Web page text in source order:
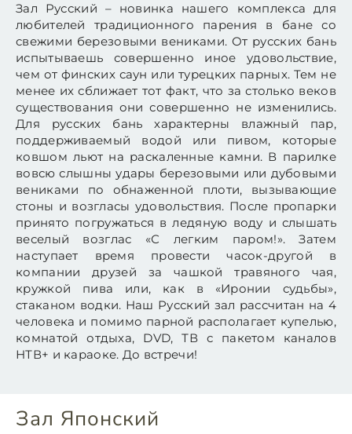
Зал Русский – новинка нашего комплекса для
любителей традиционного парения в бане со
свежими березовыми вениками. От русских бань
испытываешь совершенно иное удовольствие,
чем от финских саун или турецких парных. Тем не
менее их сближает тот факт, что за столько веков
существования они совершенно не изменились.
Для русских бань характерны влажный пар,
поддерживаемый водой или пивом, которые
ковшом льют на раскаленные камни. В парилке
вовсю слышны удары березовыми или дубовыми
вениками по обнаженной плоти, вызывающие
стоны и возгласы удовольствия. После пропарки
принято погружаться в ледяную воду и слышать
веселый возглас «С легким паром!». Затем
наступает время провести часок-другой в
компании друзей за чашкой травяного чая,
кружкой пива или, как в «Иронии судьбы»,
стаканом водки. Наш Русский зал рассчитан на 4
человека и помимо парной располагает купелью,
комнатой отдыха, DVD, ТВ с пакетом каналов
НТВ+ и караоке. До встречи!
Зал Японский